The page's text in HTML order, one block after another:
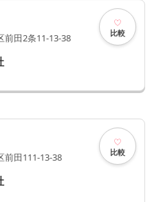
前田2条11-13-38 比較
前田111-13-38 比較